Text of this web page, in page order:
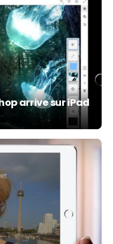
arrive sur iPad